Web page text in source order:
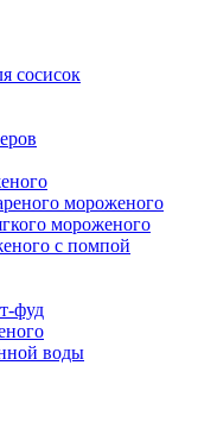
сосисок
мороженого
мороженого
с помпой
фуд
воды